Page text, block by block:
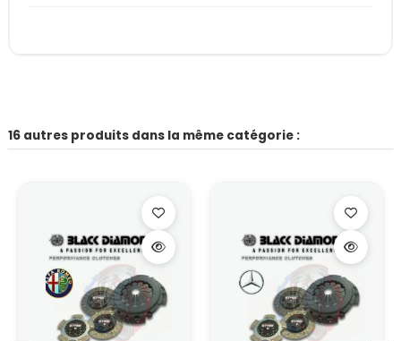
16 autres produits dans la même catégorie :